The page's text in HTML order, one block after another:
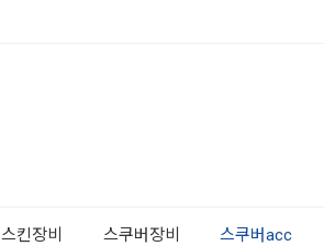
스킨장비 스쿠버장비 스쿠버acc